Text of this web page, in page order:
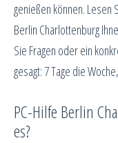
genießen können.
Berlin Charlottenburg
Sie Fragen oder ein
gesagt: 7 Tage die
PC-Hilfe Berlin
es?